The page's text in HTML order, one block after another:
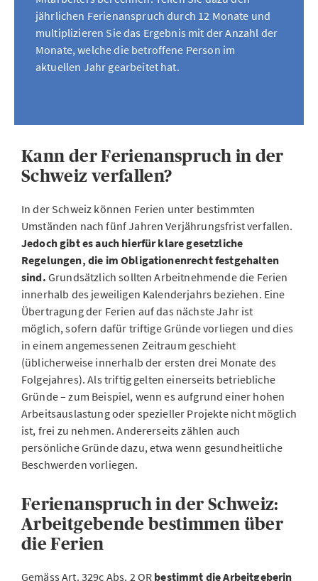
jährlichen Ferienanspruch durch 12 Monate und
multiplizieren Sie das Ergebnis mit der Anzahl der
Monate, welche die betroffene Person im
aktuellen Jahr gearbeitet hat.
Kann der Ferienanspruch in der
Schweiz verfallen?
In der Schweiz können Ferien unter bestimmten
Umständen nach fünf Jahren Verjährungsfrist verfallen.
Jedoch gibt es auch hierfür klare gesetzliche
Regelungen, die im Obligationenrecht festgehalten
sind. Grundsätzlich sollten Arbeitnehmende die Ferien
innerhalb des jeweiligen Kalenderjahrs beziehen. Eine
Übertragung der Ferien auf das nächste Jahr ist
möglich, sofern dafür triftige Gründe vorliegen und dies
in einem angemessenen Zeitraum geschieht
(üblicherweise innerhalb der ersten drei Monate des
Folgejahres). Als triftig gelten einerseits betriebliche
Gründe – zum Beispiel, wenn es aufgrund einer hohen
Arbeitsauslastung oder spezieller Projekte nicht möglich
ist, frei zu nehmen. Andererseits zählen auch
persönliche Gründe dazu, etwa wenn gesundheitliche
Beschwerden vorliegen.
Ferienanspruch in der Schweiz:
Arbeitgebende bestimmen über
die Ferien
Gemäss Art. 329c Abs. 2 OR bestimmt die Arbeitgeberin